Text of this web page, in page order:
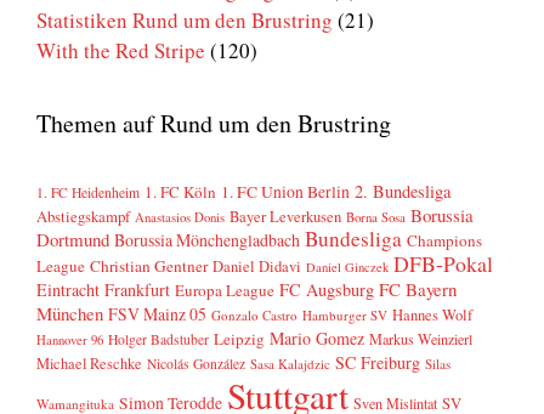
Statistiken Rund um den Brustring (21)
With the Red Stripe (120)
Themen auf Rund um den Brustring
1. FC Heidenheim 1. FC Köln 1. FC Union Berlin 2. Bundesliga
Abstiegskampf Anastasios Donis Bayer Leverkusen Borna Sosa Borussia
Dortmund Borussia Mönchengladbach Bundesliga Champions
League Christian Gentner Daniel Didavi Daniel Ginczek DFB-Pokal
Eintracht Frankfurt Europa League FC Augsburg FC Bayern
München FSV Mainz 05 Gonzalo Castro Hamburger SV Hannes Wolf
Hannover 96 Holger Badstuber Leipzig Mario Gomez Markus Weinzierl
Michael Reschke Nicolás González Sasa Kalajdzic SC Freiburg Silas
Wamangituka Simon Terodde Stuttgart Sven Mislintat SV